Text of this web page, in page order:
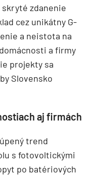
zdanenie
cez unikátny G-
a neistota na
a firmy
projekty sa
Slovensko
aj firmách
trend
s fotovoltickými
po batériových